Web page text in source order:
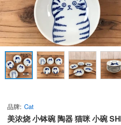
品牌 Cat
美浓烧 小钵碗 陶器 猫咪 小碗